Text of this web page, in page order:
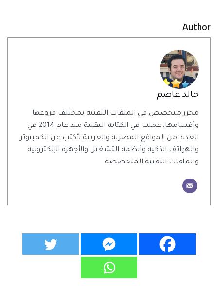
Author
خالد عاصم
محرر متخصص في الملفات التقنية بمختلف فروعها
وأقسامها، عملت في الكتابة التقنية منذ عام 2014 في
العديد من المواقع المصرية والعربية لأكتب عن الكمبيوتر
والهواتف الذكية وأنظمة التشغيل والأجهزة الإلكترونية
والملفات التقنية المتخصصة